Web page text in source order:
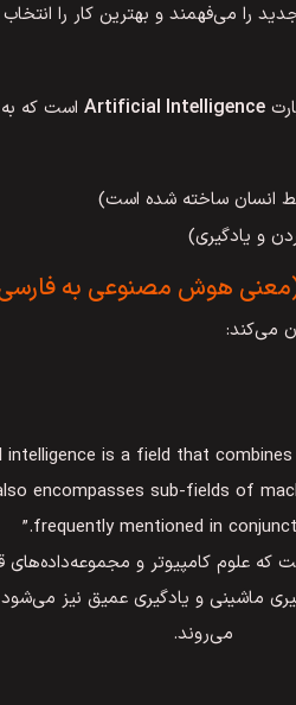
را می‌فهمند و بهترین کار را
Artificial Intelligence است که
انسان ساخته شده است)
و یادگیری)
هوش مصنوعی به
می‌کند:
is a field that
encompasses sub-fields of
frequently mentioned in
علوم کامپیوتر و مجموعه‌داده‌های
می‌روند.